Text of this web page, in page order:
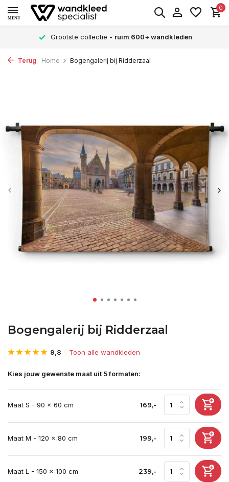
MENU
0
Grootste collectie - ruim 600+ wandkleden
Terug Home Bogengalerij bij Ridderzaal
Bogengalerij bij Ridderzaal
9,8 Toon alle wandkleden
Kies jouw gewenste maat uit 5 formaten:
Maat S - 90 x 60 cm 169,-
Maat M - 120 x 80 cm 199,-
Maat L - 150 x 100 cm 239,-